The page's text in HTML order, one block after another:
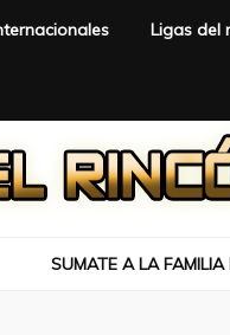
Ligas del
SUMATE A LA FAMILIA